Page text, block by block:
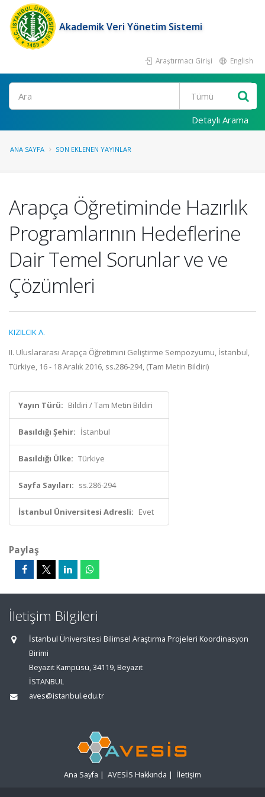
Akademik Veri Yönetim Sistemi
Araştırmacı Girişi English
Ara
Detaylı Arama
ANA SAYFA SON EKLENEN YAYINLAR
Arapça Öğretiminde Hazırlık
Programlarının Hedeflerine
Dair Temel Sorunlar ve ve
Çözümleri
KIZILCIK A.
II. Uluslararası Arapça Öğretimini Geliştirme Sempozyumu, İstanbul,
Türkiye, 16 - 18 Aralık 2016, ss.286-294, (Tam Metin Bildiri)
Yayın Türü: Bildiri / Tam Metin Bildiri
Basıldığı Şehir: İstanbul
Basıldığı Ülke: Türkiye
Sayfa Sayıları: ss.286-294
İstanbul Üniversitesi Adresli: Evet
Paylaş
İletişim Bilgileri
İstanbul Üniversitesi Bilimsel Araştırma Projeleri Koordinasyon
Birimi
Beyazıt Kampüsü, 34119, Beyazıt
İSTANBUL
aves@istanbul.edu.tr
Ana Sayfa | AVESİS Hakkında | İletişim